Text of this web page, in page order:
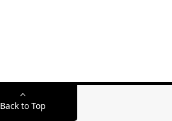
Back to Top